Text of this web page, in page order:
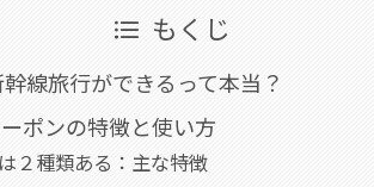
もくじ
線旅行ができるって本当？
ポンの特徴と使い方
２種類ある：主な特徴